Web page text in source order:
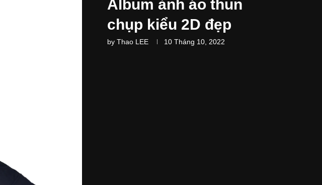
Album ảnh áo thun
chụp kiểu 2D đẹp
by Thao LEE 10 Tháng 10, 2022